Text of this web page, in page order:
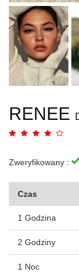
RENEE
Zweryfikowany :
Czas
1 Godzina
2 Godziny
1 Noc